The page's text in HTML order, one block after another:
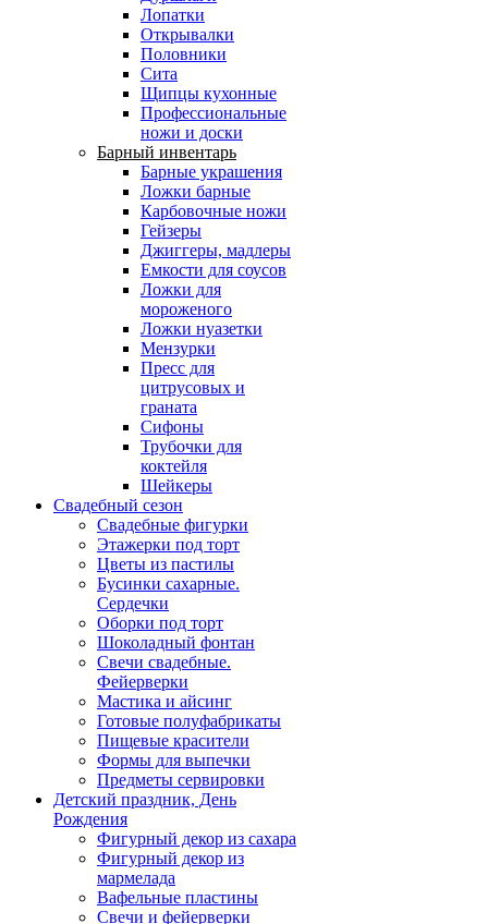
Лопатки
Открывалки
Половники
Сита
Щипцы кухонные
Профессиональные
ножи и доски
Барный инвентарь
Барные украшения
Ложки барные
Карбовочные ножи
Гейзеры
Джиггеры, мадлеры
Емкости для соусов
Ложки для
мороженого
Ложки нуазетки
Мензурки
Пресс для
цитрусовых и
граната
Сифоны
Трубочки для
коктейля
Шейкеры
Свадебный сезон
Свадебные фигурки
Этажерки под торт
Цветы из пастилы
Бусинки сахарные.
Сердечки
Оборки под торт
Шоколадный фонтан
Свечи свадебные.
Фейерверки
Мастика и айсинг
Готовые полуфабрикаты
Пищевые красители
Формы для выпечки
Предметы сервировки
Детский праздник, День
Рождения
Фигурный декор из сахара
Фигурный декор из
мармелада
Вафельные пластины
Свечи и фейерверки